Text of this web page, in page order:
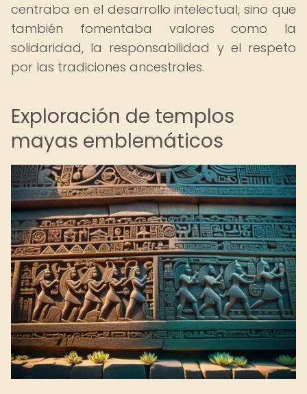
centraba en el desarrollo intelectual, sino que
también fomentaba valores como la
solidaridad, la responsabilidad y el respeto
por las tradiciones ancestrales.
Exploración de templos
mayas emblemáticos